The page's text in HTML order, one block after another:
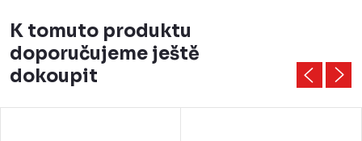
K tomuto produktu
doporučujeme ještě
dokoupit